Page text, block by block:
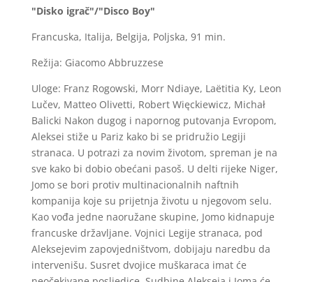
"Disko igrač"/"Disco Boy"
Francuska, Italija, Belgija, Poljska, 91 min.
Režija: Giacomo Abbruzzese
Uloge: Franz Rogowski, Morr Ndiaye, Laëtitia Ky, Leon
Lučev, Matteo Olivetti, Robert Więckiewicz, Michał
Balicki Nakon dugog i napornog putovanja Evropom,
Aleksei stiže u Pariz kako bi se pridružio Legiji
stranaca. U potrazi za novim životom, spreman je na
sve kako bi dobio obećani pasoš. U delti rijeke Niger,
Jomo se bori protiv multinacionalnih naftnih
kompanija koje su prijetnja životu u njegovom selu.
Kao vođa jedne naoružane skupine, Jomo kidnapuje
francuske državljane. Vojnici Legije stranaca, pod
Aleksejevim zapovjedništvom, dobijaju naredbu da
intervenišu. Susret dvojice muškaraca imat će